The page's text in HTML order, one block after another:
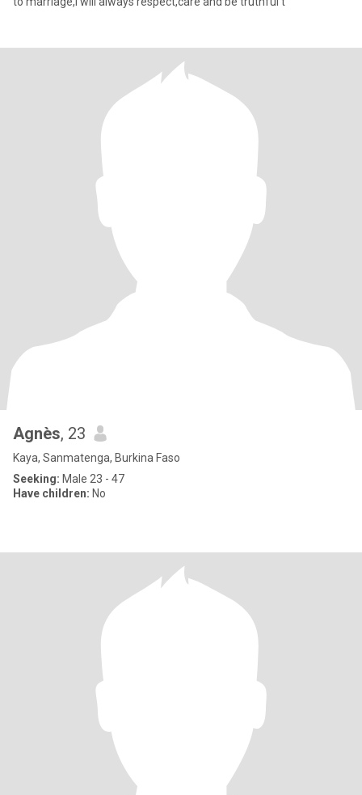
Agnès, 23
Kaya, Sanmatenga, Burkina Faso
Seeking: Male 23 - 47
Have children: No